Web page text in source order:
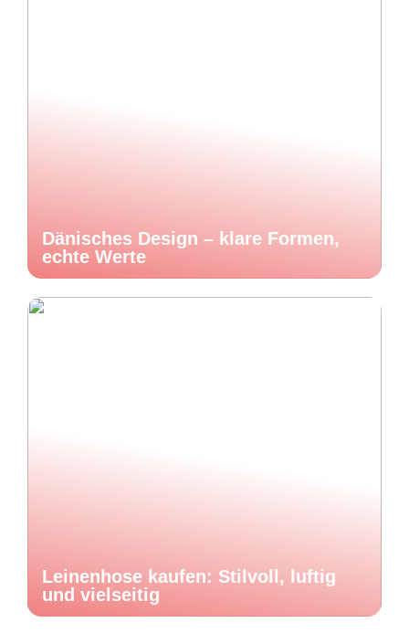
Dänisches Design – klare Formen,
echte Werte
Leinenhose kaufen: Stilvoll, luftig
und vielseitig